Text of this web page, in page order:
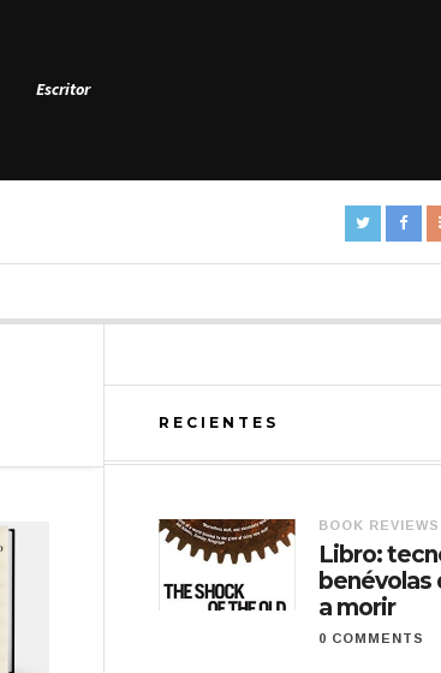
Escritor
RECIENTES
BOOK REVIEWS
Libro:
benévolas
a morir
0 COMMENTS